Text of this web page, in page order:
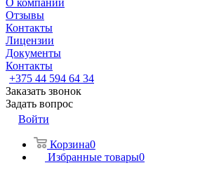
О компании
Отзывы
Контакты
Лицензии
Документы
Контакты
+375 44 594 64 34
Заказать звонок
Задать вопрос
Войти
Корзина0
Избранные товары0